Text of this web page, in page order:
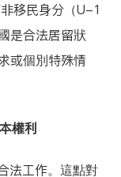
移民身分（U-1
是合法居留狀
或個別特殊情
權利
法工作。這點對